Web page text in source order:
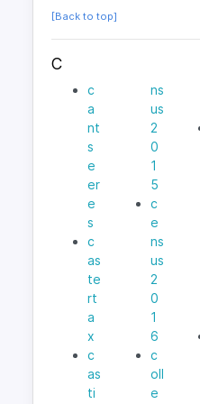
[Back to top]
C
c
a
nt
s
e
er
e
s
c
as
te
rt
a
x
c
as
ti
ns
us
2
0
1
5
c
e
ns
us
2
0
1
6
c
oll
e